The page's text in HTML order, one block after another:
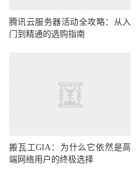
腾讯云服务器活动全攻略：从入
门到精通的选购指南
搬瓦工GIA：为什么它依然是高
端网络用户的终极选择